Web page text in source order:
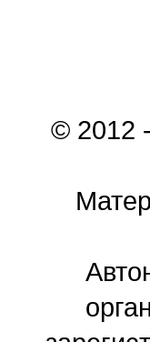
© 2012